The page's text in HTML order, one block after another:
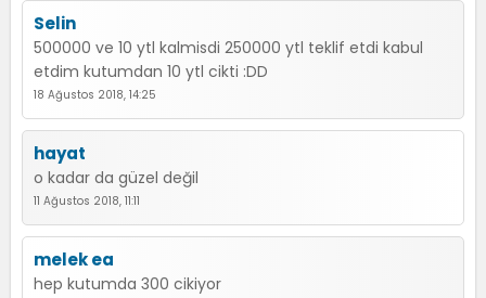
Selin
500000 ve 10 ytl kalmisdi 250000 ytl teklif etdi kabul
etdim kutumdan 10 ytl cikti :DD
18 Ağustos 2018, 14:25
hayat
o kadar da güzel değil
11 Ağustos 2018, 11:11
melek ea
hep kutumda 300 cikiyor